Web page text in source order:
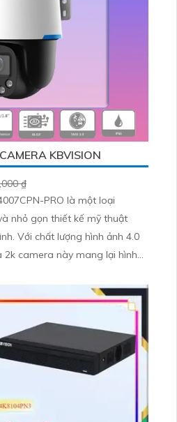
KBVISION
₫
PRO là một loại
nhỏ gọn thiết kế mỹ thuật
4.0
2k camera này mang lại hình
phân biệt người xe và các yếu